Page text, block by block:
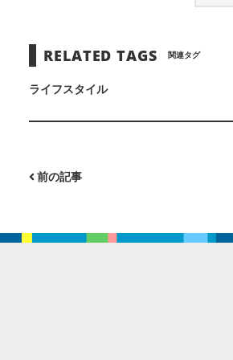
RELATED TAGS 関連タグ
ライフスタイル
前の記事